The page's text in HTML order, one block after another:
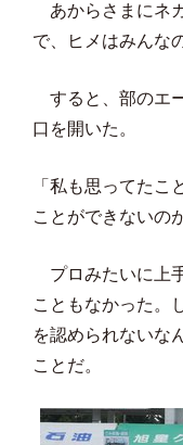
あからさまにネ
で、ヒメはみんな
すると、部のエ
口を開いた。
「私も思ってたこ
ことができないの
プロみたいに上
こともなかった。
を認められないな
ことだ。